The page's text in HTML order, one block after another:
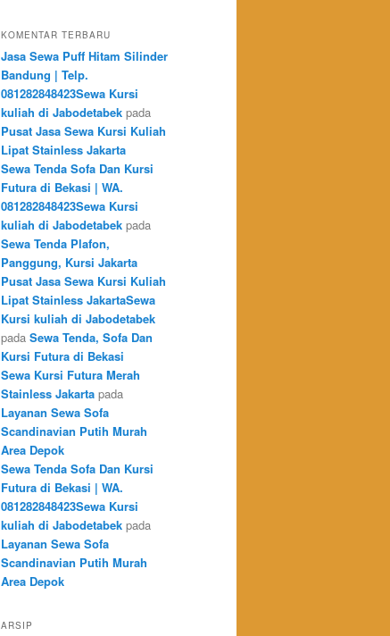
KOMENTAR TERBARU
Jasa Sewa Puff Hitam Silinder
Bandung | Telp.
081282848423Sewa Kursi
kuliah di Jabodetabek pada
Pusat Jasa Sewa Kursi Kuliah
Lipat Stainless Jakarta
Sewa Tenda Sofa Dan Kursi
Futura di Bekasi | WA.
081282848423Sewa Kursi
kuliah di Jabodetabek pada
Sewa Tenda Plafon,
Panggung, Kursi Jakarta
Pusat Jasa Sewa Kursi Kuliah
Lipat Stainless JakartaSewa
Kursi kuliah di Jabodetabek
pada Sewa Tenda, Sofa Dan
Kursi Futura di Bekasi
Sewa Kursi Futura Merah
Stainless Jakarta pada
Layanan Sewa Sofa
Scandinavian Putih Murah
Area Depok
Sewa Tenda Sofa Dan Kursi
Futura di Bekasi | WA.
081282848423Sewa Kursi
kuliah di Jabodetabek pada
Layanan Sewa Sofa
Scandinavian Putih Murah
Area Depok
ARSIP